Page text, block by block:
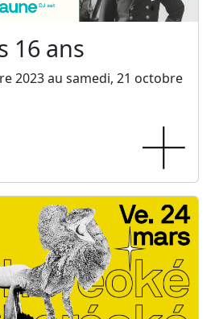
16 ans
2023 au samedi, 21 octobre